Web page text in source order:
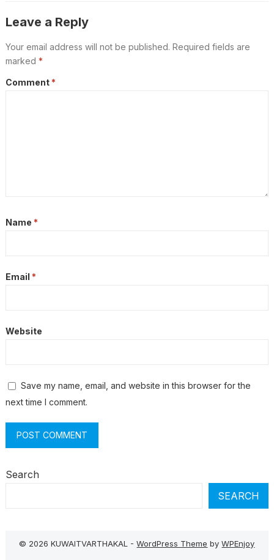
Leave a Reply
Your email address will not be published. Required fields are
marked *
Comment *
Name *
Email *
Website
Save my name, email, and website in this browser for the
next time I comment.
Search
SEARCH
© 2026 KUWAITVARTHAKAL -WordPress Theme byWPEnjoy